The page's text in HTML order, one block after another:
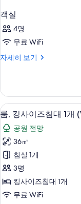
객실
4명
무료 WiFi
자세히 보기
객
히
보
기
룸,
킹
사
이
즈
침
대
6
룸, 킹사이즈침대 1
공원 전망
36㎡
침실 1개
3명
킹사이즈침대 1개
무료 WiFi